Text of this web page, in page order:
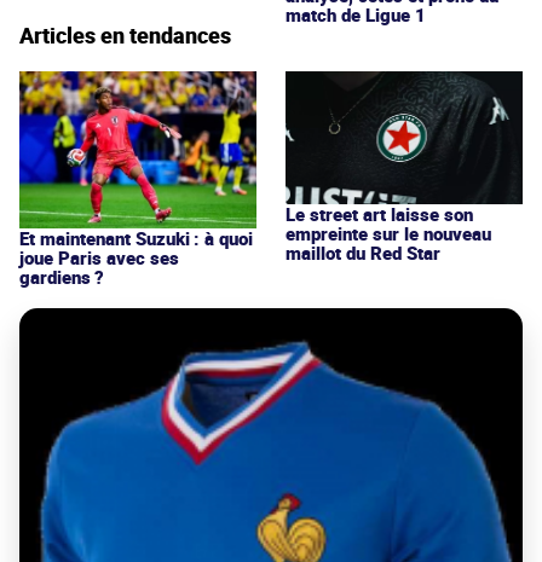
match de Ligue 1
Articles en tendances
Et maintenant Suzuki : à quoi
joue Paris avec ses
gardiens ?
Le street art laisse son
empreinte sur le nouveau
maillot du Red Star